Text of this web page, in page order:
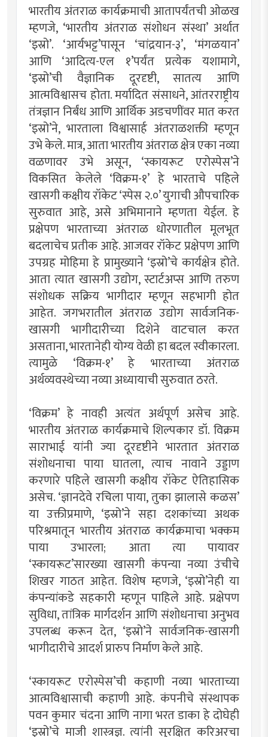
भारतीय अंतराळ कार्यक्रमाची आतापर्यंतची ओळख
म्हणजे, ‘भारतीय अंतराळ संशोधन संस्था’ अर्थात
‘इस्रो’. ‘आर्यभट्ट’पासून ‘चांद्रयान-३’, ‘मंगळयान’
आणि ‘आदित्य-एल १’पर्यंत प्रत्येक यशामागे,
‘इस्रो’ची वैज्ञानिक दूरदृष्टी, सातत्य आणि
आत्मविश्वासच होता. मर्यादित संसाधने, आंतरराष्ट्रीय
तंत्रज्ञान निर्बंध आणि आर्थिक अडचणींवर मात करत
‘इस्रो’ने, भारताला विश्वासार्ह अंतराळशक्ती म्हणून
उभे केले. मात्र, आता भारतीय अंतराळ क्षेत्र एका नव्या
वळणावर उभे असून, ‘स्कायरूट एरोस्पेस’ने
विकसित केलेले ‘विक्रम-१’ हे भारताचे पहिले
खासगी कक्षीय रॉकेट ‘स्पेस २.०’ युगाची औपचारिक
सुरुवात आहे, असे अभिमानाने म्हणता येईल. हे
प्रक्षेपण भारताच्या अंतराळ धोरणातील मूलभूत
बदलाचेच प्रतीक आहे. आजवर रॉकेट प्रक्षेपण आणि
उपग्रह मोहिमा हे प्रामुख्याने ‘इस्रो’चे कार्यक्षेत्र होते.
आता त्यात खासगी उद्योग, स्टार्टअप्स आणि तरुण
संशोधक सक्रिय भागीदार म्हणून सहभागी होत
आहेत. जगभरातील अंतराळ उद्योग सार्वजनिक-
खासगी भागीदारीच्या दिशेने वाटचाल करत
असताना, भारतानेही योग्य वेळी हा बदल स्वीकारला.
त्यामुळे ‘विक्रम-१’ हे भारताच्या अंतराळ
अर्थव्यवस्थेच्या नव्या अध्यायाची सुरुवात ठरते.
‘विक्रम’ हे नावही अत्यंत अर्थपूर्ण असेच आहे.
भारतीय अंतराळ कार्यक्रमाचे शिल्पकार डॉ. विक्रम
साराभाई यांनी ज्या दूरदृष्टीने भारतात अंतराळ
संशोधनाचा पाया घातला, त्याच नावाने उड्डाण
करणारे पहिले खासगी कक्षीय रॉकेट ऐतिहासिक
असेच. ‘ज्ञानदेवे रचिला पाया, तुका झालासे कळस’
या उक्तीप्रमाणे, ‘इस्रो’ने सहा दशकांच्या अथक
परिश्रमातून भारतीय अंतराळ कार्यक्रमाचा भक्कम
पाया उभारला; आता त्या पायावर
‘स्कायरूट’सारख्या खासगी कंपन्या नव्या उंचीचे
शिखर गाठत आहेत. विशेष म्हणजे, ‘इस्रो’नेही या
कंपन्यांकडे सहकारी म्हणून पाहिले आहे. प्रक्षेपण
सुविधा, तांत्रिक मार्गदर्शन आणि संशोधनाचा अनुभव
उपलब्ध करून देत, ‘इस्रो’ने सार्वजनिक-खासगी
भागीदारीचे आदर्श प्रारुप निर्माण केले आहे.
‘स्कायरूट एरोस्पेस’ची कहाणी नव्या भारताच्या
आत्मविश्वासाची कहाणी आहे. कंपनीचे संस्थापक
पवन कुमार चंदना आणि नागा भरत डाका हे दोघेही
‘इस्रो’चे माजी शास्त्रज्ञ. त्यांनी सुरक्षित करिअरचा